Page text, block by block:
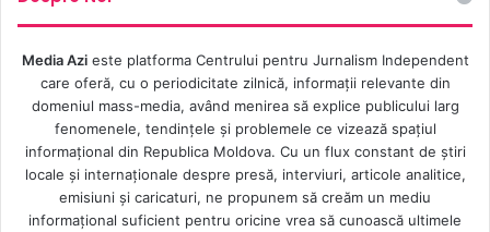
Media Azieste platforma Centrului pentru Jurnalism Independent
care oferă, cu o periodicitate zilnică, informații relevante din
domeniul mass-media, având menirea să explice publicului larg
fenomenele, tendințele și problemele ce vizează spațiul
informațional din Republica Moldova. Cu un flux constant de ştiri
locale şi internaţionale despre presă, interviuri, articole analitice,
emisiuni și caricaturi, ne propunem să creăm un mediu
informaţional suficient pentru oricine vrea să cunoască ultimele